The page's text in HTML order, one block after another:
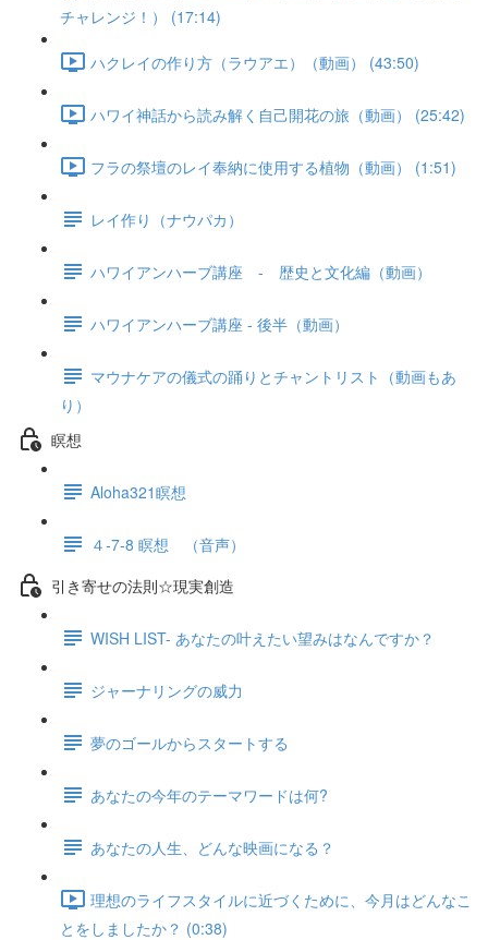
チャレンジ！） (17:14)
ハクレイの作り方（ラウアエ）（動画） (43:50)
ハワイ神話から読み解く自己開花の旅（動画） (25:42)
フラの祭壇のレイ奉納に使用する植物（動画） (1:51)
レイ作り（ナウパカ）
ハワイアンハーブ講座 - 歴史と文化編（動画）
ハワイアンハーブ講座 - 後半（動画）
マウナケアの儀式の踊りとチャントリスト（動画もあ
り）
瞑想
Aloha321瞑想
４-7-8 瞑想 （音声）
引き寄せの法則☆現実創造
WISH LIST- あなたの叶えたい望みはなんですか？
ジャーナリングの威力
夢のゴールからスタートする
あなたの今年のテーマワードは何?
あなたの人生、どんな映画になる？
理想のライフスタイルに近づくために、今月はどんなこ
とをしましたか？ (0:38)